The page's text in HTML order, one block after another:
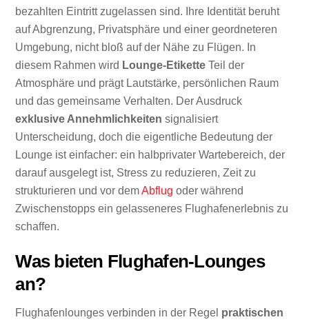
bezahlten Eintritt zugelassen sind. Ihre Identität beruht
auf Abgrenzung, Privatsphäre und einer geordneteren
Umgebung, nicht bloß auf der Nähe zu Flügen. In
diesem Rahmen wird Lounge-Etikette Teil der
Atmosphäre und prägt Lautstärke, persönlichen Raum
und das gemeinsame Verhalten. Der Ausdruck
exklusive Annehmlichkeiten signalisiert
Unterscheidung, doch die eigentliche Bedeutung der
Lounge ist einfacher: ein halbprivater Wartebereich, der
darauf ausgelegt ist, Stress zu reduzieren, Zeit zu
strukturieren und vor demAbflug oder während
Zwischenstopps ein gelasseneres Flughafenerlebnis zu
schaffen.
Was bieten Flughafen-Lounges
an?
Flughafenlounges verbinden in der Regel praktischen